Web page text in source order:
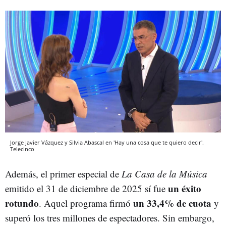
Jorge Javier Vázquez y Silvia Abascal en 'Hay una cosa que te quiero decir'.
Telecinco
Además, el primer especial de La Casa de la Música
emitido el 31 de diciembre de 2025 sí fue un éxito
rotundo. Aquel programa firmó un 33,4% de cuota y
superó los tres millones de espectadores. Sin embargo,